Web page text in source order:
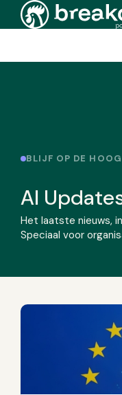
BLIJF OP DE
AI
Het laatste nieuws,
Speciaal voor